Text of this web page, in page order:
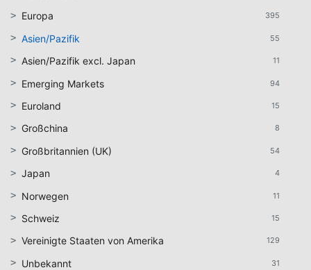
395
Europa
55
Asien/Pazifik
11
Asien/Pazifik excl. Japan
94
Emerging Markets
15
Euroland
8
Großchina
54
Großbritannien (UK)
4
Japan
11
Norwegen
15
Schweiz
129
Vereinigte Staaten von Amerika
31
Unbekannt